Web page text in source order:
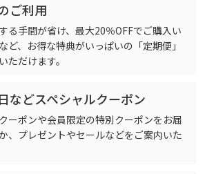
ご利用
る手間が省け、最大20％OFFでご購入い
ど、お得な特典がいっぱいの「定期便」
ただけます。
などスペシャルクーポン
ーポンや会員限定の特別クーポンをお届
、プレゼントやセールなどをご案内いた